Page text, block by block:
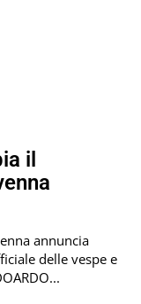
il
annuncia
delle vespe e